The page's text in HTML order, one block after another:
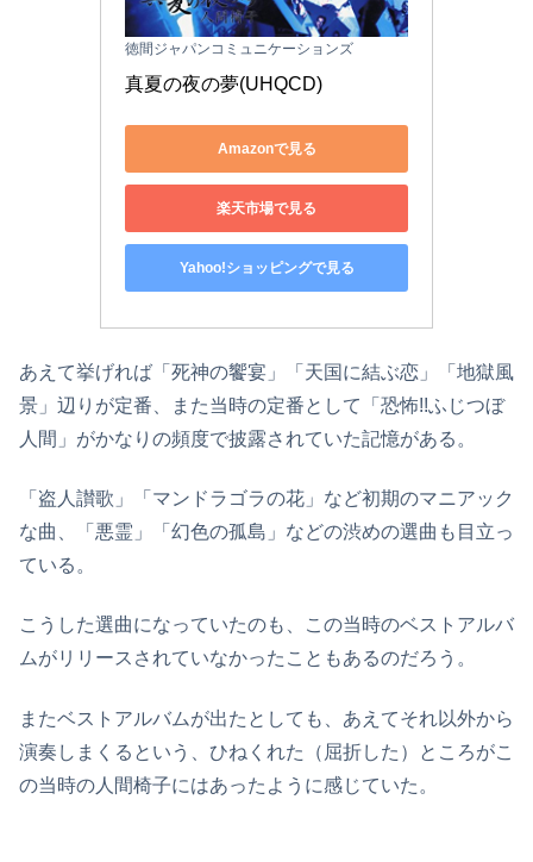
徳間ジャパンコミュニケーションズ
真夏の夜の夢(UHQCD)
Amazonで見る
楽天市場で見る
Yahoo!ショッピングで見る
あえて挙げれば「死神の饗宴」「天国に結ぶ恋」「地獄風
景」辺りが定番、また当時の定番として「恐怖!!ふじつぼ
人間」がかなりの頻度で披露されていた記憶がある。
「盗人讃歌」「マンドラゴラの花」など初期のマニアック
な曲、「悪霊」「幻色の孤島」などの渋めの選曲も目立っ
ている。
こうした選曲になっていたのも、この当時のベストアルバ
ムがリリースされていなかったこともあるのだろう。
またベストアルバムが出たとしても、あえてそれ以外から
演奏しまくるという、ひねくれた（屈折した）ところがこ
の当時の人間椅子にはあったように感じていた。